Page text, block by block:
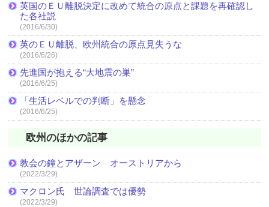
英国のＥＵ離脱決定に改めて統合の原点と課題を再確認し
た各社説
(2016/6/30)
英のＥＵ離脱、欧州統合の原点見失うな
(2016/6/26)
先進国が抱える“大地震の巣”
(2016/6/25)
「生活レベルでの判断」を懸念
(2016/6/25)
欧州のほかの記事
教会の鐘とアザーン オーストリアから
(2022/3/29)
マクロン氏 世論調査では優勢
(2022/3/29)